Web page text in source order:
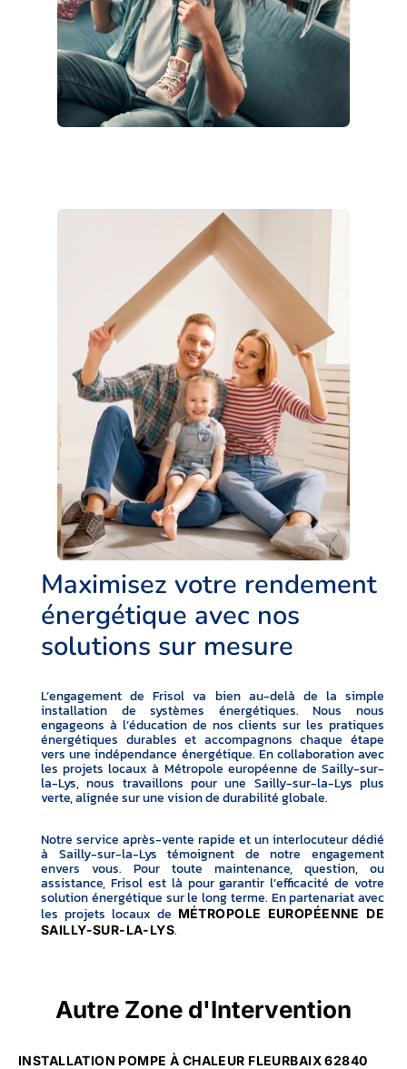
Maximisez votre rendement
énergétique avec nos
solutions sur mesure
L’engagement de Frisol va bien au-delà de la simple
installation de systèmes énergétiques. Nous nous
engageons à l’éducation de nos clients sur les pratiques
énergétiques durables et accompagnons chaque étape
vers une indépendance énergétique. En collaboration avec
les projets locaux à Métropole européenne de Sailly-sur-
la-Lys, nous travaillons pour une Sailly-sur-la-Lys plus
verte, alignée sur une vision de durabilité globale.
Notre service après-vente rapide et un interlocuteur dédié
à Sailly-sur-la-Lys témoignent de notre engagement
envers vous. Pour toute maintenance, question, ou
assistance, Frisol est là pour garantir l’efficacité de votre
solution énergétique sur le long terme. En partenariat avec
les projets locaux de MÉTROPOLE EUROPÉENNE DE
SAILLY-SUR-LA-LYS.
Autre Zone d'Intervention
INSTALLATION POMPE À CHALEUR FLEURBAIX 62840